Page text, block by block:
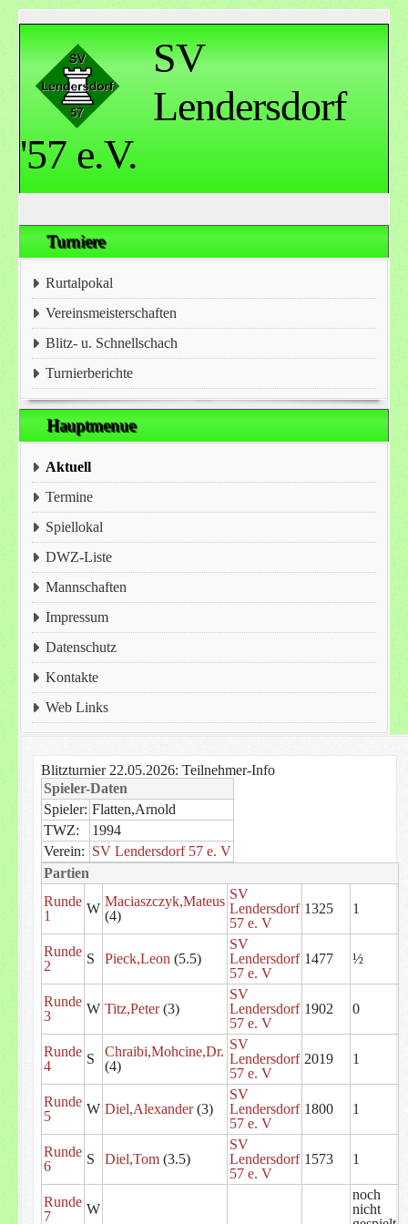
SV
Lendersdorf
'57 e.V.
Turniere
Rurtalpokal
Vereinsmeisterschaften
Blitz- u. Schnellschach
Turnierberichte
Hauptmenue
Aktuell
Termine
Spiellokal
DWZ-Liste
Mannschaften
Impressum
Datenschutz
Kontakte
Web Links
Blitzturnier 22.05.2026: Teilnehmer-Info
Spieler-Daten
Spieler: Flatten,Arnold
TWZ:
1994
Verein: SV Lendersdorf 57 e. V
Partien
Runde
1
W Maciaszczyk,Mateus
(4)
SV
Lendersdorf
57 e. V
1325 1
Runde
2
S Pieck,Leon (5.5)
SV
Lendersdorf
57 e. V
1477 ½
Runde
3
W Titz,Peter(3)
SV
Lendersdorf
57 e. V
1902 0
Runde
4
S
Chraibi,Mohcine,Dr.
(4)
SV
Lendersdorf
57 e. V
2019 1
Runde
5
W Diel,Alexander(3)
SV
Lendersdorf
57 e. V
1800 1
Runde
6
S Diel,Tom(3.5)
SV
Lendersdorf
57 e. V
1573 1
Runde
7
W
noch
nicht